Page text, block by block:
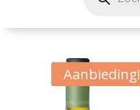
Aanbieding!